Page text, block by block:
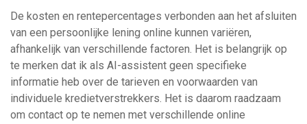
De kosten en rentepercentages verbonden aan het afsluiten
van een persoonlijke lening online kunnen variëren,
afhankelijk van verschillende factoren. Het is belangrijk op
te merken dat ik als AI-assistent geen specifieke
informatie heb over de tarieven en voorwaarden van
individuele kredietverstrekkers. Het is daarom raadzaam
om contact op te nemen met verschillende online